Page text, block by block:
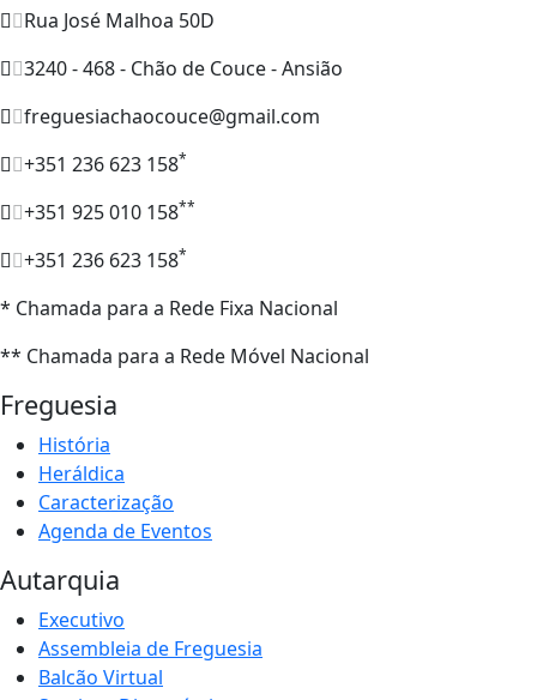
Rua José Malhoa 50D
3240 - 468 - Chão de Couce - Ansião
freguesiachaocouce@gmail.com
+351 236 623 158*
+351 925 010 158**
+351 236 623 158*
* Chamada para a Rede Fixa Nacional
** Chamada para a Rede Móvel Nacional
Freguesia
História
Heráldica
Caracterização
Agenda de Eventos
Autarquia
Executivo
Assembleia de Freguesia
Balcão Virtual